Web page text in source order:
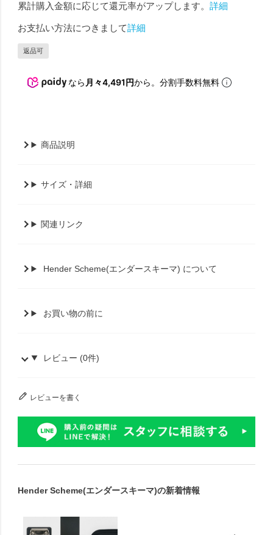
累計購入金額に応じて還元率がアップします。詳細
お支払い方法につきまして詳細
返品可
なら 月々4,491円から。分割手数料無料
商品説明
サイズ・詳細
関連リンク
Hender Scheme(エンダースキーマ) について
お買い物の前に
レビュー (0件)
レビューを書く
Hender Scheme(エンダースキーマ)の新着情報